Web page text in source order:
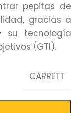
pepitas de
gracias a
su tecnología
(GTI).
GARRETT